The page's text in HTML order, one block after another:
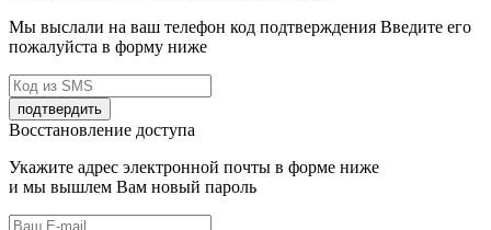
Мы выслали на ваш телефон код подтверждения Введите его
пожалуйста в форму ниже
подтвердить
Восстановление доступа
Укажите адрес электронной почты в форме ниже
и мы вышлем Вам новый пароль